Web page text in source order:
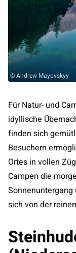
© Andrew Mayovskyy
Für Natur- und
idyllische
finden sich
Besuchern
Ortes in vollen
Campen die
sich von der